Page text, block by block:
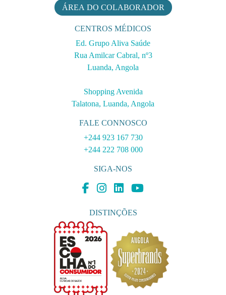
ÁREA DO COLABORADOR
CENTROS MÉDICOS
Ed. Grupo Aliva Saúde
Rua Amilcar Cabral, nº3
Luanda, Angola
Shopping Avenida
Talatona, Luanda, Angola
FALE CONNOSCO
+244 923 167 730
+244 222 708 000
SIGA-NOS
DISTINÇÕES